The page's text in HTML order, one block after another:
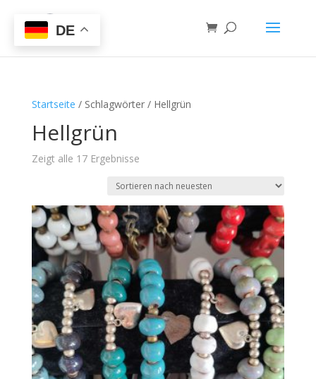
Startseite / Schlagwörter / Hellgrün
Hellgrün
Zeigt alle 17 Ergebnisse
DE